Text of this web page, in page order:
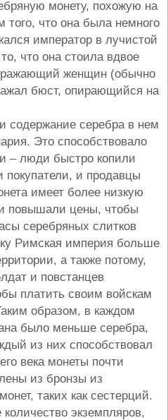
монету, похожую на
что она была немного
император в лучистой
что она стоила вдвое
женщин (обычно
бюст, опирающийся на
содержание серебра в нем
Это способствовало
– люди быстро копили
покупатели, и продавцы
имеет более низкую
повышали цены, чтобы
серебряных слитков
Римская империя больше
а также потому,
и повстанцев
платить своим войскам
образом, в каждом
было меньше серебра,
из них способствовал
века монеты почти
из бронзы из
таких как сестерций.
экземпляров,